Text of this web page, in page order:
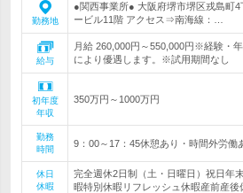
勤務地
●関西事業所● 大阪府堺市堺区戎島町
ービル11階 アクセス⇒南海線：…
給与
月給 260,000円～550,000円※経験・
により優遇します。※試用期間なし
初年度
年収
350万円～1000万円
勤務
時間
9：00～17：45休憩あり・時間外労働
休日
休暇
完全週休2日制（土・日曜日）祝日年
暇特別休暇リフレッシュ休暇産前産後